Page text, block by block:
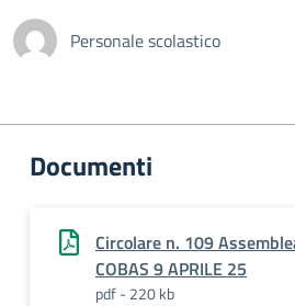
Personale scolastico
Documenti
Circolare n. 109
COBAS 9 APRILE 25
pdf - 220 kb